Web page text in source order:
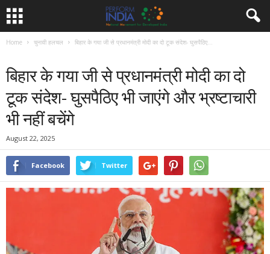
Home चुनावी हलचल बिहार के गया जी से प्रधानमंत्री मोदी का दो टूक संदेश- घुसपैठिए...
बिहार के गया जी से प्रधानमंत्री मोदी का दो
टूक संदेश- घुसपैठिए भी जाएंगे और भ्रष्टाचारी
भी नहीं बचेंगे
August 22, 2025
Facebook Twitter